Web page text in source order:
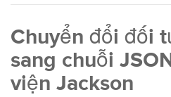
Chuyển đổi đối
sang chuỗi
viện Jackson